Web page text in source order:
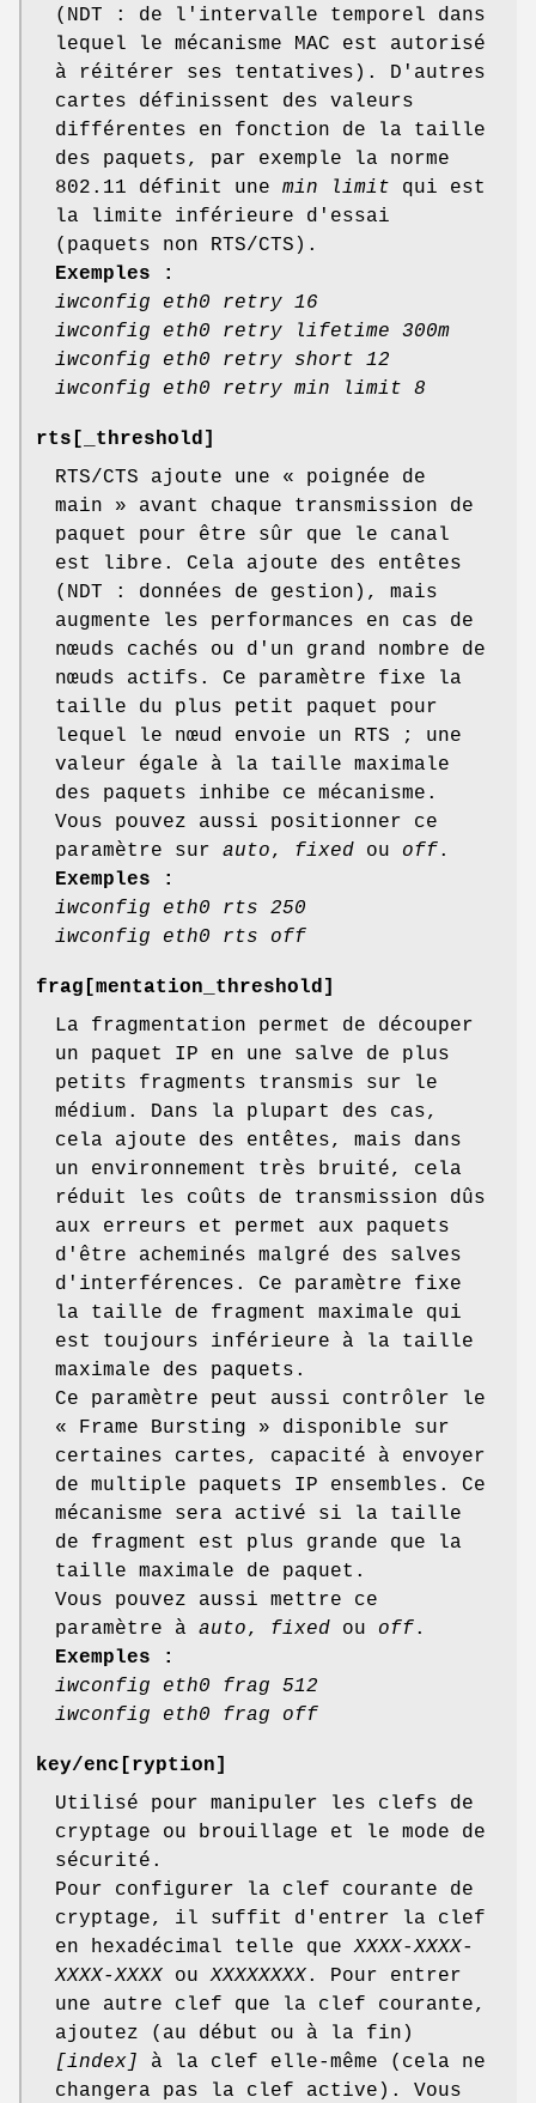
(NDT : de l'intervalle temporel dans
lequel le mécanisme MAC est autorisé
à réitérer ses tentatives). D'autres
cartes définissent des valeurs
différentes en fonction de la taille
des paquets, par exemple la norme
802.11 définit une min limit qui est
la limite inférieure d'essai
(paquets non RTS/CTS).
Exemples :
iwconfig eth0 retry 16
iwconfig eth0 retry lifetime 300m
iwconfig eth0 retry short 12
iwconfig eth0 retry min limit 8
rts [_threshold]
RTS/CTS ajoute une « poignée de
main » avant chaque transmission de
paquet pour être sûr que le canal
est libre. Cela ajoute des entêtes
(NDT : données de gestion), mais
augmente les performances en cas de
nœuds cachés ou d'un grand nombre de
nœuds actifs. Ce paramètre fixe la
taille du plus petit paquet pour
lequel le nœud envoie un RTS ; une
valeur égale à la taille maximale
des paquets inhibe ce mécanisme.
Vous pouvez aussi positionner ce
paramètre sur auto, fixed ou off .
Exemples :
iwconfig eth0 rts 250
iwconfig eth0 rts off
frag [mentation_threshold]
La fragmentation permet de découper
un paquet IP en une salve de plus
petits fragments transmis sur le
médium. Dans la plupart des cas,
cela ajoute des entêtes, mais dans
un environnement très bruité, cela
réduit les coûts de transmission dûs
aux erreurs et permet aux paquets
d'être acheminés malgré des salves
d'interférences. Ce paramètre fixe
la taille de fragment maximale qui
est toujours inférieure à la taille
maximale des paquets.
Ce paramètre peut aussi contrôler le
« Frame Bursting » disponible sur
certaines cartes, capacité à envoyer
de multiple paquets IP ensembles. Ce
mécanisme sera activé si la taille
de fragment est plus grande que la
taille maximale de paquet.
Vous pouvez aussi mettre ce
paramètre à auto, fixed ou off .
Exemples :
iwconfig eth0 frag 512
iwconfig eth0 frag off
key/enc [ryption]
Utilisé pour manipuler les clefs de
cryptage ou brouillage et le mode de
sécurité.
Pour configurer la clef courante de
cryptage, il suffit d'entrer la clef
en hexadécimal telle queXXXX-XXXX-
XXXX-XXXX ouXXXXXXXX . Pour entrer
une autre clef que la clef courante,
ajoutez (au début ou à la fin)
[index]
à la clef elle-même (cela ne
changera pas la clef active). Vous